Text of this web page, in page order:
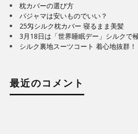
枕カバーの選び方
パジャマは安いものでいい？
25匁シルク枕カバー 寝るまま美髪
3月18日は「世界睡眠デー」シルクで
シルク裏地スーツコート 着心地抜群！
最近のコメント